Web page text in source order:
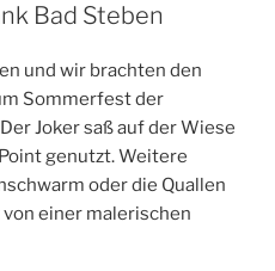
Bad Steben
und wir brachten den
Sommerfest der
Joker saß auf der Wiese
genutzt. Weitere
oder die Quallen
einer malerischen